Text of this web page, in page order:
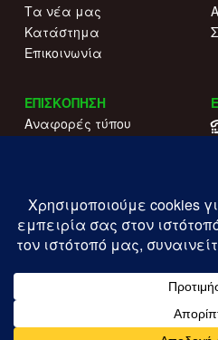
Τα νέα μας
Κατάστημα
Επικοινωνία
ΕΠΙΣΚΟΠΗΣΗ
Αναφορές τύπου
Πολιτική απορρήτου
Copyright ILIOFOS IM © 2026